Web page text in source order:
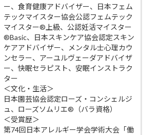
ー、食育健康アドバイザー、日本フェム
テックマイスター協会公認フェムテック
マイスター®上級、公認妊活マイスター
®Basic、日本スキンケア協会認定スキン
ケアアドバイザー、メンタル士心理カウ
ンセラー、アーユルヴェーダアドバイザ
ー、快眠セラピスト、安眠インストラク
ター
＜文化・生活＞
日本園芸協会認定ローズ・コンシェルジ
ュ、ローズソムリエ®（バラ資格）
＜受賞歴＞
第74回日本アレルギー学会学術大会「働